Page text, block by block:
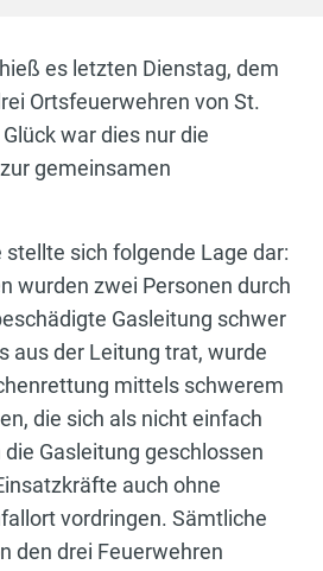
es letzten Dienstag, dem
Ortsfeuerwehren von St.
war dies nur die
gemeinsamen
sich folgende Lage dar:
wurden zwei Personen durch
Gasleitung schwer
aus der Leitung trat, wurde
mittels schwerem
die sich als nicht einfach
Gasleitung geschlossen
auch ohne
vordringen. Sämtliche
den drei Feuerwehren